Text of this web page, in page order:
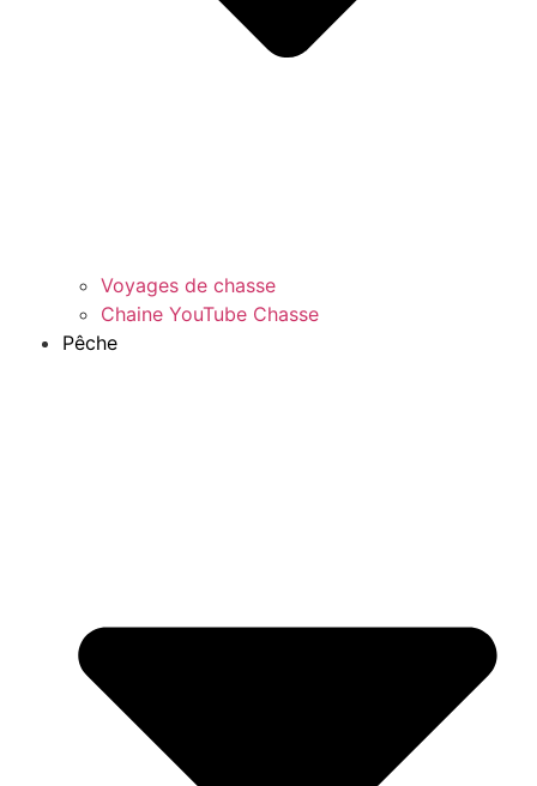
Voyages de chasse
Chaine YouTube Chasse
Pêche